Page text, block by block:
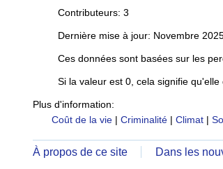
Contributeurs: 3
Dernière mise à jour: Novembre
Ces données sont basées sur les
Si la valeur est 0, cela signifie
Plus d'information:
Coût de la vie | Criminalité | Climat |
À propos de ce site Dans les